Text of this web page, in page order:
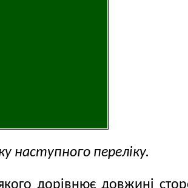
наступного переліку.
дорівнює довжині